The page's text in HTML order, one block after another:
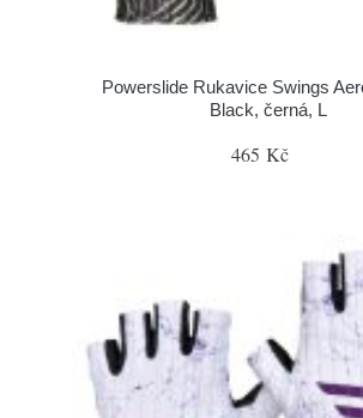
Powerslide Rukavice Swings
Black, černá, L
465 Kč